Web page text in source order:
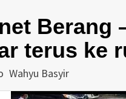
Berang
terus ke
Wahyu Basyir